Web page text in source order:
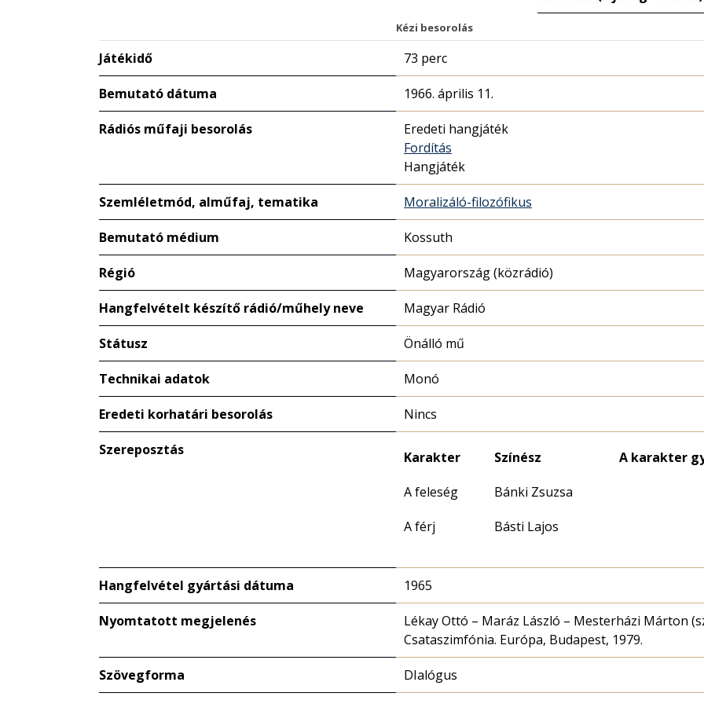
Kézi besorolás
Játékidő 73 perc
Bemutató dátuma 1966. április 11.
Rádiós műfaji besorolás
Eredeti hangjáték
Fordítás
Hangjáték
Szemléletmód, alműfaj, tematika Moralizáló-filozófikus
Bemutató médium Kossuth
Régió Magyarország (közrádió)
Hangfelvételt készítő rádió/műhely neve Magyar Rádió
Státusz Önálló mű
Technikai adatok Monó
Eredeti korhatári besorolás Nincs
Szereposztás Karakter Színész
A karakter
A feleség
Bánki Zsuzsa
A férj
Básti Lajos
Hangfelvétel gyártási dátuma 1965
Nyomtatott megjelenés
Lékay Ottó – Maráz László – Mesterházi Márton
Csataszimfónia. Európa, Budapest, 1979.
Szövegforma DIalógus